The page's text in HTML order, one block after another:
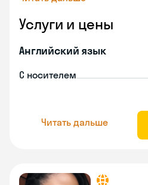
Услуги и цены
Английский язык
С носителем
Читать дальше